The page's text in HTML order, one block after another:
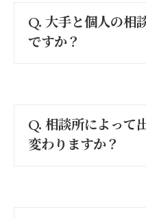
Q. 大手と個人の相
ですか？
Q. 相談所によって
変わりますか？